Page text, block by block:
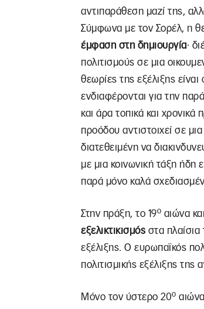
αντιπαράθεση μαζί της,
Σύμφωνα με τον Σορέλ, η
έμφαση στη δημιουργία∙
πολιτισμούς σε μια
θεωρίες της εξέλιξης
ενδιαφέρονται για την
και άρα τοπικά και
προόδου αντιστοιχεί σε
διατεθειμένη να
με μια κοινωνική τάξη ήδη
παρά μόνο καλά
Στην πράξη, το 19ο αιώνα
εξελικτικισμός στα
εξέλιξης. Ο ευρωπαϊκός
πολιτισμικής εξέλιξης της
Μόνο τον ύστερο 20ο